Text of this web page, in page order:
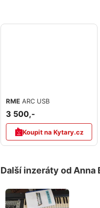
RME ARC USB
3 500,-
Koupit na Kytary.cz
Další inzeráty od Anna